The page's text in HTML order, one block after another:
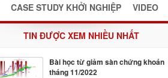
CASE STUDY KHỞI NGHIỆP VIDEO
TIN ĐƯỢC XEM NHIỀU NHẤT
Bài học từ giảm sàn chứng khoán
tháng 11/2022